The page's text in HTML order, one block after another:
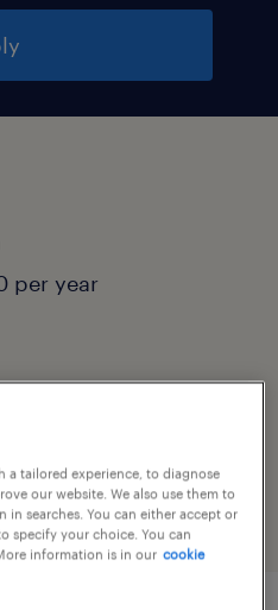
per year
a tailored experience, to diagnose
our website. We also use them to
searches. You can either accept or
specify your choice. You can
information is in our cookie